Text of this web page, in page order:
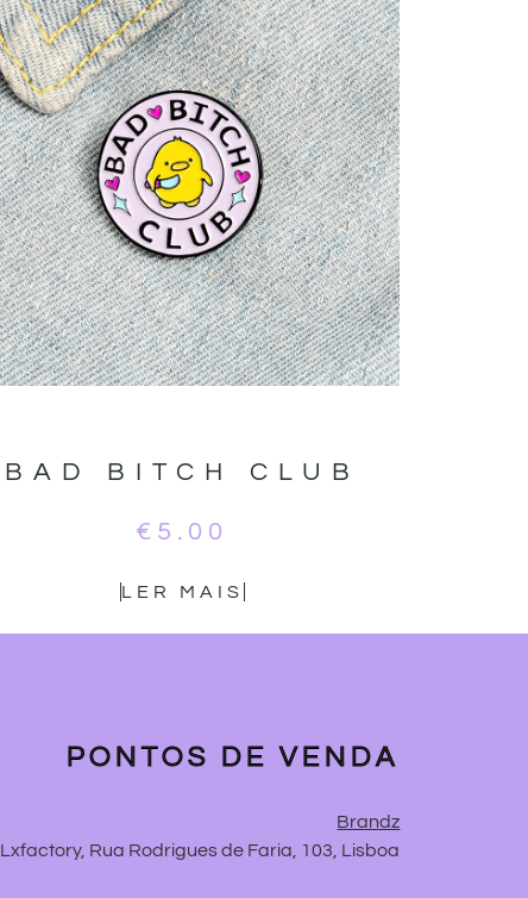
BAD BITCH CLUB
€ 5.00
LER MAIS
PONTOS DE VENDA
Brandz
Lxfactory, Rua Rodrigues de Faria, 103, Lisboa